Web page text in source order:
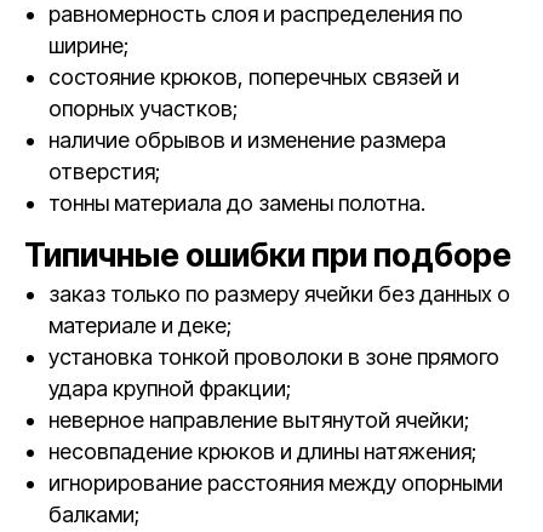
равномерность слоя и распределения по
ширине;
состояние крюков, поперечных связей и
опорных участков;
наличие обрывов и изменение размера
отверстия;
тонны материала до замены полотна.
Типичные ошибки при подборе
заказ только по размеру ячейки без данных о
материале и деке;
установка тонкой проволоки в зоне прямого
удара крупной фракции;
неверное направление вытянутой ячейки;
несовпадение крюков и длины натяжения;
игнорирование расстояния между опорными
балками;